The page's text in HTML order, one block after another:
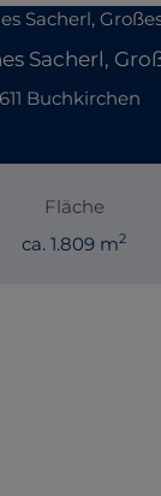
Sacherl,
Buchkirchen
Fläche
ca. 1.809 m2